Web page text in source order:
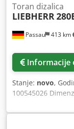
Passau 413 km
Toran dizalica
LIEBHERR
Informacije
Stanje: novo,
100545026
Hidraulički
6,0 m i potrebnim
jarbola za visinu